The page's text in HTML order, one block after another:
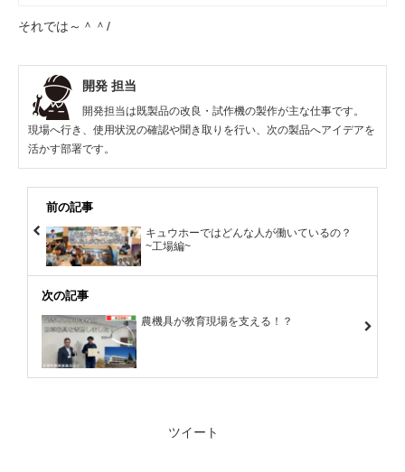
それでは～＾＾/
開発 担当
開発担当は既製品の改良・試作機の製作が主な仕事です。
現場へ行き、使用状況の確認や聞き取りを行い、次の製品へアイデアを
活かす部署です。
前の記事
キュウホーではどんな人が働いているの？
~工場編~
次の記事
農機具が教育現場を支える！？
ツイート